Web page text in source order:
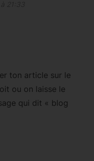
ton article sur le
ou on laisse le
qui dit « blog